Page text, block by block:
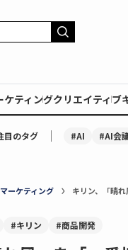
ケティングクリエイティブ
目のタグ ｜ #AI #AI会
マーケティング キリン、「晴
#キリン #商品開発